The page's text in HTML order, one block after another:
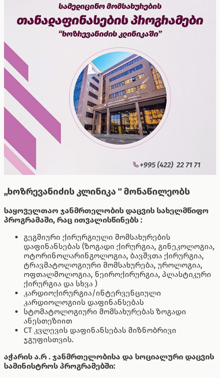
,,ხოზრევანიძის კლინიკა '' მონაწილეობს
საყოველთაო ჯანმრთელობის დაცვის სახელმწიფო
პროგრამაში, რაც ითვალისწინებს :
გეგმიური ქირურგიული მომსახურების
დაფინანსებას (ზოგადი ქირურგია, გინეკოლოგია,
ოტორინოლარინგოლოგია, ბავშვთა ქირურგია,
ტრავმატოლოგიური მომსახურება, უროლოგია,
ოფთალმოლოგია, ნეიროქირურგია, პლასტიკური
ქირურგია და სხვა )
კარდიოქირურგია/ინტერვენციული
კარდიოლოგიის დაფინანსებას
სტომატოლოგიური მომსახურებას ზოგადი
ანესთეზიით
CT კვლევის დაფინანსებას მიზნობრივი
ჯგუფისთვის.
აჭარის ა.რ . ჯანმრთელობისა და სოციალური დაცვის
სამინისტროს პროგრამებში: